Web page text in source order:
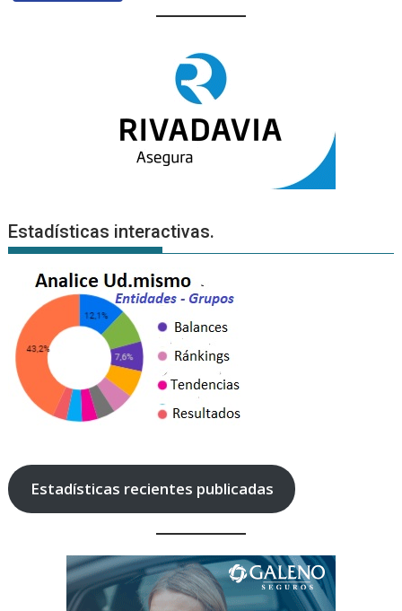
Estadísticas interactivas.
Estadísticas recientes publicadas